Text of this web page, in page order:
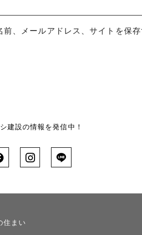
、メールアドレス、サイトを保
建設の情報を発信中！
住まい